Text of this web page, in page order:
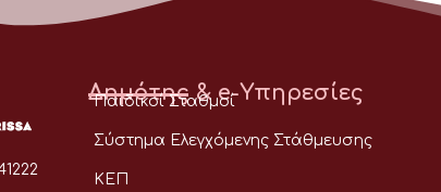
Δημότης & e-Υπηρεσίες
Παιδικοί Σταθμοί
Σύστημα Ελεγχόμενης Στάθμευσης
ΚΕΠ